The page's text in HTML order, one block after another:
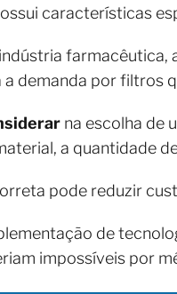
características
a demanda por filtros
na escolha de
a quantidade
pode reduzir
de
impossíveis por